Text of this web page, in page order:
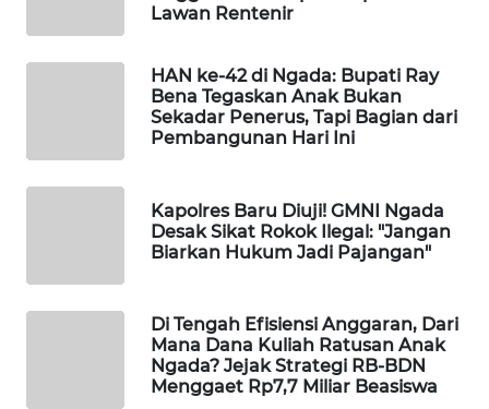
Lawan Rentenir
HAN ke-42 di Ngada: Bupati Ray
Bena Tegaskan Anak Bukan
Sekadar Penerus, Tapi Bagian dari
Pembangunan Hari Ini
Kapolres Baru Diuji! GMNI Ngada
Desak Sikat Rokok Ilegal: "Jangan
Biarkan Hukum Jadi Pajangan"
Di Tengah Efisiensi Anggaran, Dari
Mana Dana Kuliah Ratusan Anak
Ngada? Jejak Strategi RB-BDN
Menggaet Rp7,7 Miliar Beasiswa
HUMBANG
NEWS